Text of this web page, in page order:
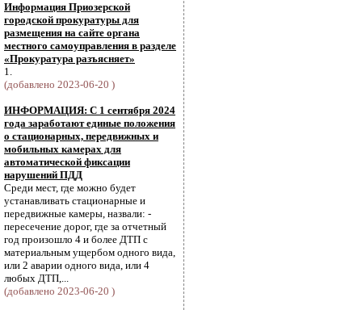
Информация Приозерской
городской прокуратуры для
размещения на сайте органа
местного самоуправления в разделе
«Прокуратура разъясняет»
1.
(добавлено 2023-06-20 )
ИНФОРМАЦИЯ: С 1 сентября 2024
года заработают единые положения
о стационарных, передвижных и
мобильных камерах для
автоматической фиксации
нарушений ПДД
Среди мест, где можно будет
устанавливать стационарные и
передвижные камеры, назвали: -
пересечение дорог, где за отчетный
год произошло 4 и более ДТП с
материальным ущербом одного вида,
или 2 аварии одного вида, или 4
любых ДТП,...
(добавлено 2023-06-20 )